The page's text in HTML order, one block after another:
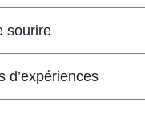
sourire
d’expériences